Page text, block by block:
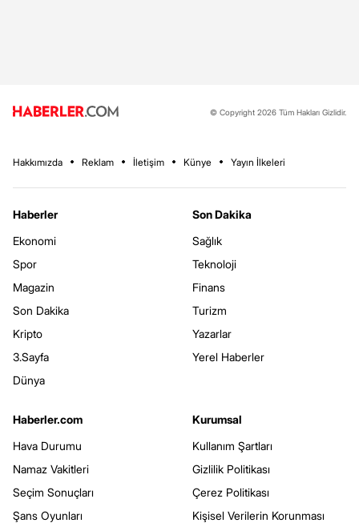
© Copyright 2026 Tüm Hakları Gizlidir.
Hakkımızda Reklam İletişim Künye Yayın İlkeleri
Haberler
Ekonomi
Spor
Magazin
Son Dakika
Kripto
3.Sayfa
Dünya
Son Dakika
Sağlık
Teknoloji
Finans
Turizm
Yazarlar
Yerel Haberler
Haberler.com
Hava Durumu
Namaz Vakitleri
Seçim Sonuçları
Şans Oyunları
Kurumsal
Kullanım Şartları
Gizlilik Politikası
Çerez Politikası
Kişisel Verilerin Korunması